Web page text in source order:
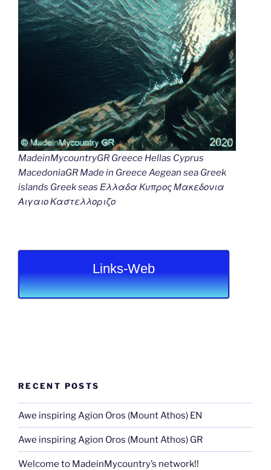
MadeinMycountryGR Greece Hellas Cyprus
MacedoniaGR Made in Greece Aegean sea Greek
islands Greek seas Ελλαδα Κυπρος Μακεδονια
Αιγαιο Καστελλοριζο
Links-Web
RECENT POSTS
Awe inspiring Agion Oros (Mount Athos) EN
Awe inspiring Agion Oros (Mount Athos) GR
Welcome to MadeinMycountry’s network!!